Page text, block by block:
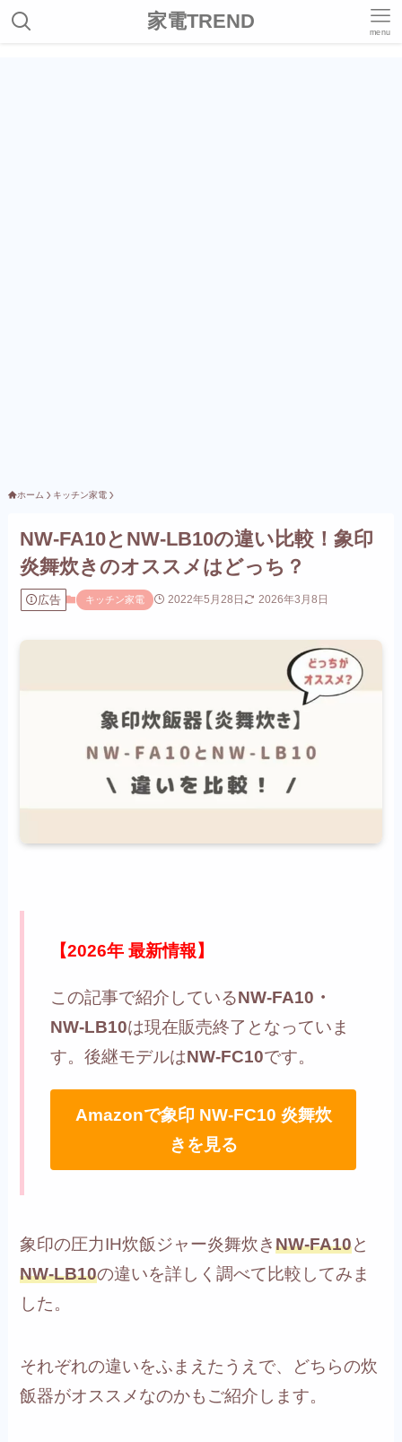
家電TREND menu
ホーム キッチン家電
NW-FA10とNW-LB10の違い比較！象印
炎舞炊きのオススメはどっち？
広告 キッチン家電 2022年5月28日 2026年3月8日
【2026年 最新情報】
この記事で紹介しているNW-FA10・
NW-LB10は現在販売終了となっていま
す。後継モデルはNW-FC10です。
Amazonで象印 NW-FC10 炎舞炊
きを見る
象印の圧力IH炊飯ジャー炎舞炊きNW-FA10と
NW-LB10の違いを詳しく調べて比較してみま
した。
それぞれの違いをふまえたうえで、どちらの炊
飯器がオススメなのかもご紹介します。